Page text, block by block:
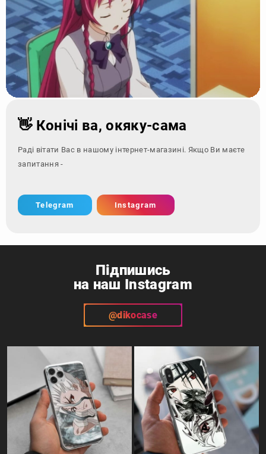
👋 Конічі ва, окяку-сама
Раді вітати Вас в нашому інтернет-магазині. Якщо Ви маєте
запитання - зверніться з
Telegram Instagram
Підпишись
на наш Instagram
@dikocase